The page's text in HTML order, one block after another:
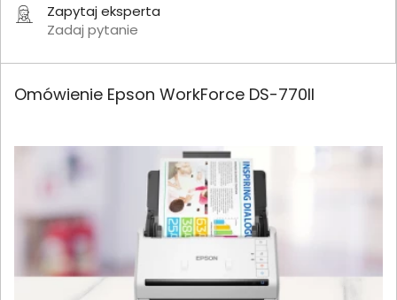
Zapytaj eksperta
Zadaj pytanie
Omówienie Epson WorkForce DS-770II